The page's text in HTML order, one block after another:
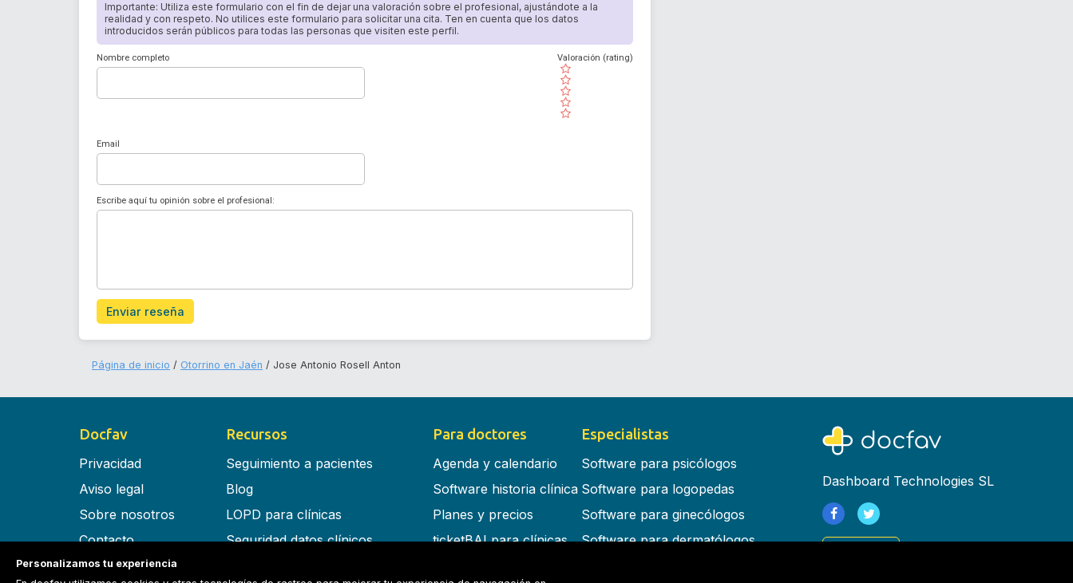
Importante: Utiliza este formulario con el fin de dejar una valoración sobre el profesional, ajustándote a la
realidad y con respeto. No utilices este formulario para solicitar una cita. Ten en cuenta que los datos
introducidos serán públicos para todas las personas que visiten este perfil.
Nombre completo
( )
( )
( )
( )
( )
Valoración (rating)
Email
Escribe aquí tu opinión sobre el profesional:
Enviar reseña
Página de inicio Otorrino en Jaén Jose Antonio Rosell Anton
Docfav
Privacidad
Aviso legal
Sobre nosotros
Contacto
Términos y condiciones
Recursos
Seguimiento a pacientes
Blog
LOPD para clínicas
Seguridad datos clínicos
Para doctores
Agenda y calendario
Software historia clínica
Planes y precios
ticketBAI para clínicas
Especialistas
Software para psicólogos
Software para logopedas
Software para ginecólogos
Software para dermatólogos
Dashboard Technologies SL
Personalizamos tu experiencia